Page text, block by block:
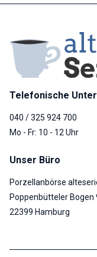
Telefonische
040 / 325 924 700
Mo - Fr: 10 - 12 Uhr
Unser Büro
Porzellanbörse
Poppenbütteler Bogen
22399 Hamburg